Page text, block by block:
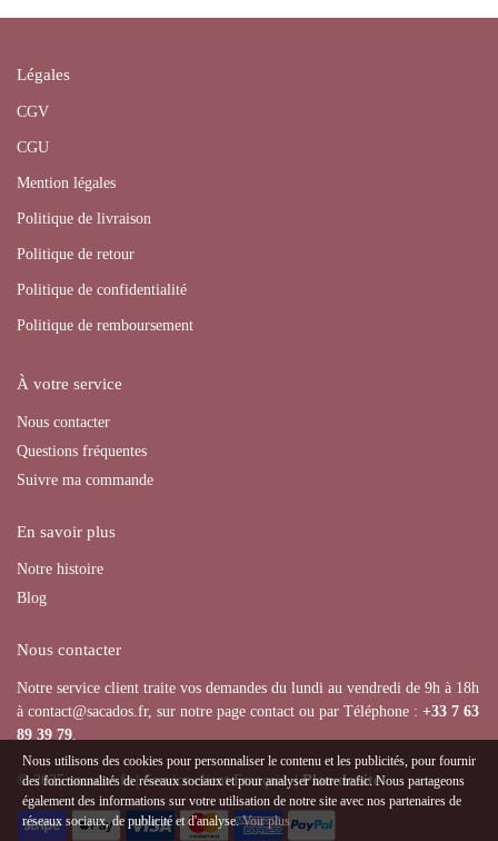
Légales
CGV
CGU
Mention légales
Politique de livraison
Politique de retour
Politique de confidentialité
Politique de remboursement
À votre service
Nous contacter
Questions fréquentes
Suivre ma commande
En savoir plus
Notre histoire
Blog
Nous contacter
Notre service client traite vos demandes du lundi au vendredi de 9h à 18h
à contact@sacados.fr, sur notre page contact ou par Téléphone : +33 7 63
89 39 79
© 2025 sacados.fr | Service client Français |Plan de site
Nous utilisons des cookies pour personnaliser le contenu et les publicités, pour fournir
des fonctionnalités de réseaux sociaux et pour analyser notre trafic. Nous partageons
également des informations sur votre utilisation de notre site avec nos partenaires de
réseaux sociaux, de publicité et d'analyse.Voir plus